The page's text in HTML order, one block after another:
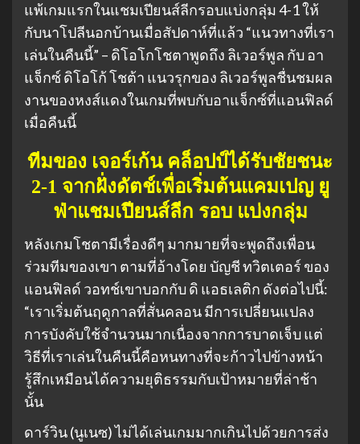
แพ้เกมแรกในแชมเปียนส์ลีกรอบแบ่งกลุ่ม 4-1 ให้
กับนาโปลีนอกบ้านเมื่อสัปดาห์ที่แล้ว “แนวทางที่เรา
เล่นในคืนนี้” – ดิโอโกโชตาพูดถึง ลิเวอร์พูล กับ อา
แจ็กซ์ ดิโอโก้ โชต้า แนวรุกของ ลิเวอร์พูลชื่นชมผล
งานของหงส์แดงในเกมที่พบกับอาแจ็กซ์ที่แอนฟิลด์
เมื่อคืนนี้
ทีมของ เจอร์เก้น คล็อปป์ได้รับชัยชนะ
2-1 จากฝั่งดัตช์เพื่อเริ่มต้นแคมเปญ ยู
ฟ่าแชมเปียนส์ลีก รอบ แบ่งกลุ่ม
หลังเกมโชตามีเรื่องดีๆ มากมายที่จะพูดถึงเพื่อน
ร่วมทีมของเขา ตามที่อ้างโดย บัญชี ทวิตเตอร์ ของ
แอนฟิลด์ วอทช์เขาบอกกับ ดิ แอธเลติก ดังต่อไปนี้:
“เราเริ่มต้นฤดูกาลที่สั่นคลอน มีการเปลี่ยนแปลง
การบังคับใช้จำนวนมากเนื่องจากการบาดเจ็บ แต่
วิธีที่เราเล่นในคืนนี้คือหนทางที่จะก้าวไปข้างหน้า
รู้สึกเหมือนได้ความยุติธรรมกับเป้าหมายที่ล่าช้า
นั้น
ดาร์วิน (นูเนซ) ไม่ได้เล่นเกมมากเกินไปด้วยการส่ง